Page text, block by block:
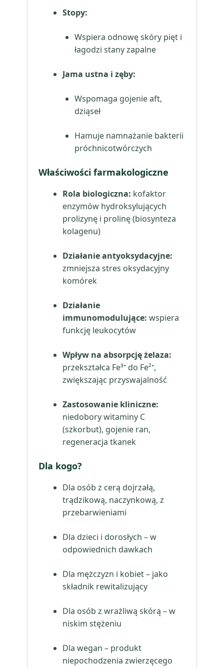
Stopy:
Wspiera odnowę skóry pięt i
łagodzi stany zapalne
Jama ustna i zęby:
Wspomaga gojenie aft,
dziąseł
Hamuje namnażanie bakterii
próchnicotwórczych
Właściwości farmakologiczne
Rola biologiczna: kofaktor
enzymów hydroksylujących
prolizynę i prolinę (biosynteza
kolagenu)
Działanie antyoksydacyjne:
zmniejsza stres oksydacyjny
komórek
Działanie
immunomodulujące: wspiera
funkcję leukocytów
Wpływ na absorpcję żelaza:
przekształca Fe³⁺ do Fe²⁺,
zwiększając przyswajalność
Zastosowanie kliniczne:
niedobory witaminy C
(szkorbut), gojenie ran,
regeneracja tkanek
Dla kogo?
Dla osób z cerą dojrzałą,
trądzikową, naczynkową, z
przebarwieniami
Dla dzieci i dorosłych – w
odpowiednich dawkach
Dla mężczyzn i kobiet – jako
składnik rewitalizujący
Dla osób z wrażliwą skórą – w
niskim stężeniu
Dla wegan – produkt
niepochodzenia zwierzęcego